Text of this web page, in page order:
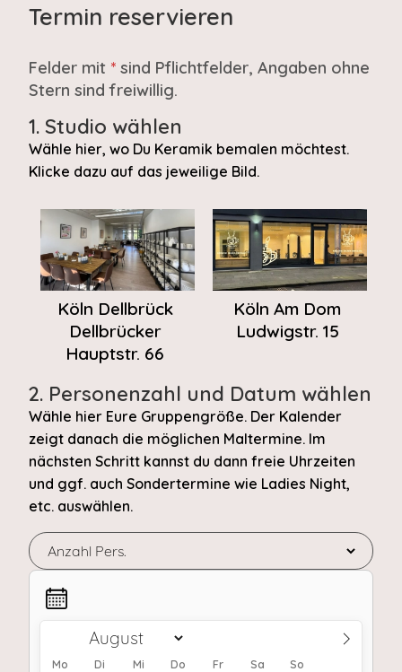
Termin reservieren
Felder mit * sind Pflichtfelder, Angaben ohne
Stern sind freiwillig.
1. Studio wählen
Wähle hier, wo Du Keramik bemalen möchtest.
Klicke dazu auf das jeweilige Bild.
Köln Dellbrück
Dellbrücker
Hauptstr. 66
Köln Am Dom
Ludwigstr. 15
2. Personenzahl und Datum wählen
Wähle hier Eure Gruppengröße. Der Kalender
zeigt danach die möglichen Maltermine. Im
nächsten Schritt kannst du dann freie Uhrzeiten
und ggf. auch Sondertermine wie Ladies Night,
etc. auswählen.
Mo Di Mi Do Fr Sa So